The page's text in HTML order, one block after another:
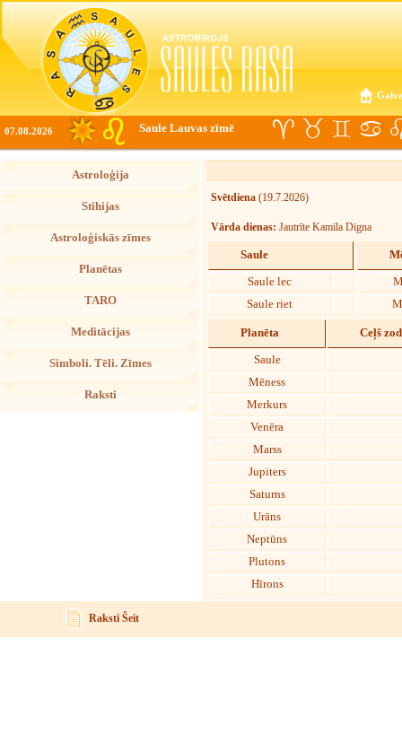
07.08.2026 Saule Lauvas zīmē
Astroloģija
Stihijas
Astroloģiskās zīmes
Planētas
TARO
Meditācijas
Simboli. Tēli. Zīmes
Raksti
Svētdiena (19.7.2026)
Vārda dienas: Jautrīte Kamila Digna
Saule
Saule lec
Saule riet
Planēta Ceļš
Saule
Mēness
Merkurs
Venēra
Marss
Jupiters
Saturns
Urāns
Neptūns
Plutons
Hīrons
Raksti Šeit